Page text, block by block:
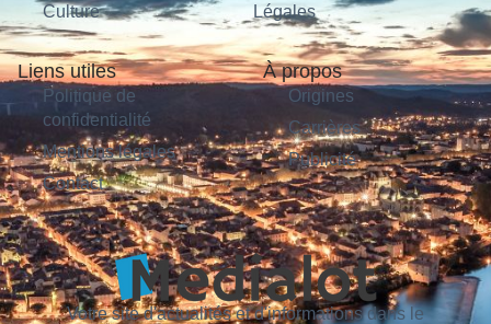
Culture
Légales
Liens utiles
Politique de
confidentialité
Mentions légales
Contact
À propos
Origines
Carrières
Publicité
Votre site d'actualités et d'informations dans le